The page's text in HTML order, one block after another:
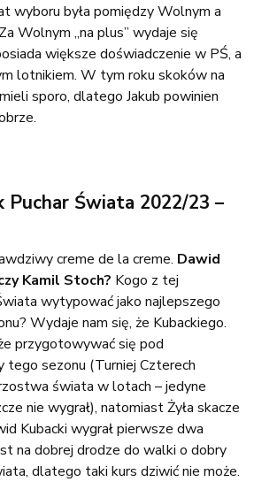
wyboru była pomiędzy Wolnym a
Wolnym „na plus” wydaje się
większe doświadczenie w PŚ, a
lotnikiem. W tym roku skoków na
sporo, dlatego Jakub powinien
Puchar Świata 2022/23 –
creme de la creme. Dawid
Kamil Stoch? Kogo z tej
wytypować jako najlepszego
Wydaje nam się, że Kubackiego.
przygotowywać się pod
tego sezonu (Turniej Czterech
świata w lotach – jedyne
nie wygrał), natomiast Żyła skacze
Kubacki wygrał pierwsze dwa
na dobrej drodze do walki o dobry
dlatego taki kurs dziwić nie może.